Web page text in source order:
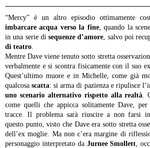
“Mercy” è un altro episodio ottimamente
imbarcare acqua verso la fine, quando la
in una serie di sequenze d’amore , salvo poi
di teatro
Mentre Dave viene tenuto sotto stretta
verbalmente e si scontra fisicamente con il suo
Quest’ultimo muore e in Michelle, come già
qualcosascatta: si arma di pazienza e ripulisce
uno scenario alternativo rispetto alla realtà .
come quelli che appicca solitamente Dave,
tracce. Il problema sarà riuscire a non farsi
questo punto, visto che Dave era sotto stretta
dell’ex moglie. Ma non c’era margine di
personaggio interpretato da Jurnee Smollett ,